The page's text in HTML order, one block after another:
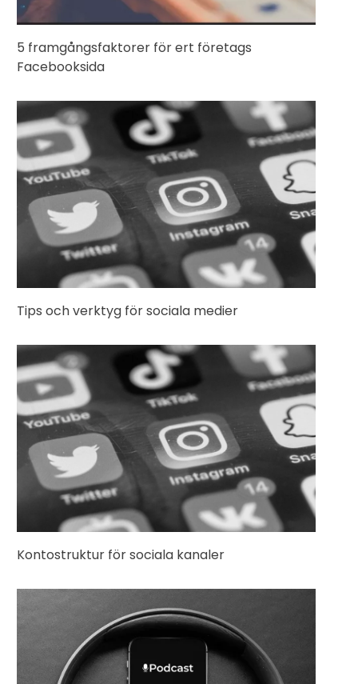
5 framgångsfaktorer för ert företags
Facebooksida
Tips och verktyg för sociala medier
Kontostruktur för sociala kanaler